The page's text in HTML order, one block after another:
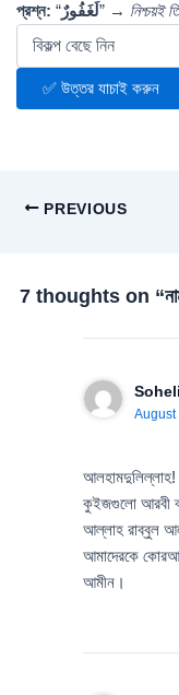
প্রশ্ন: “لَغَفُورٌ” → নিশ্চয়ই
✅ উত্তর যাচাই করুন
PREVIOUS
7 thoughts on
Soheli
August
আলহামদুলিল্লাহ!
কুইজগুলো আরবী
আল্লাহ রাব্বুল
আমাদেরকে
আমীন।